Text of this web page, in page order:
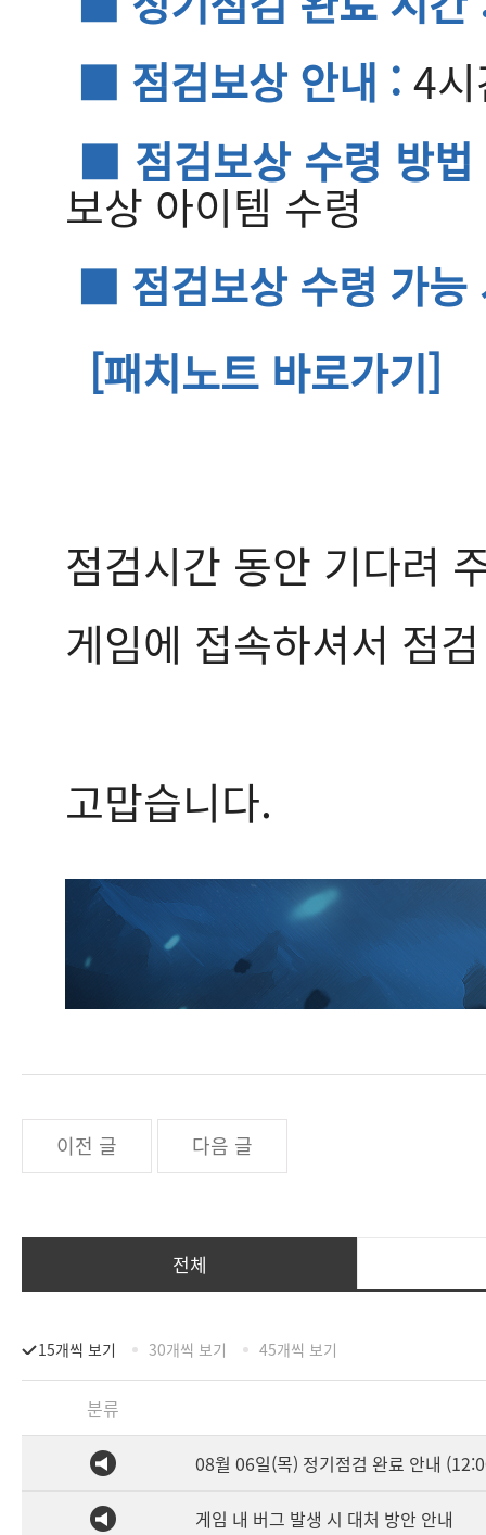
■ 점검보상 안내 : 4
■ 점검보상 수령 방
보상 아이템 수령
■ 점검보상 수령 가능
[패치노트 바로가기]
점검시간 동안 기다려
게임에 접속하셔서 점
고맙습니다.
이전 글 다음 글
전체
15개씩 보기 30개씩 보기 45개씩 보기
분류
08월 06일(목) 정기점검 완료 안내
게임 내 버그 발생 시 대처 방안 안내